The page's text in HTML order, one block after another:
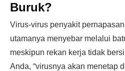
Buruk?
Virus-virus penyakit
utamanya menyebar melalui
meskipun rekan kerja tidak
Anda, “virusnya akan menetap